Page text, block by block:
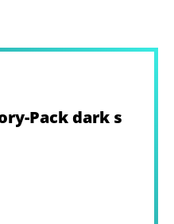
Pack dark s